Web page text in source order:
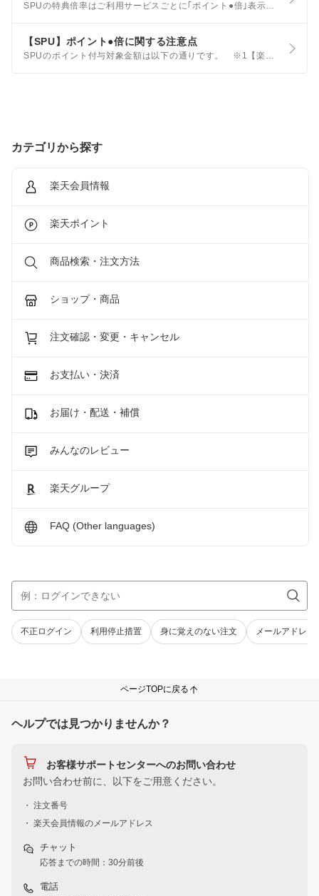
SPUの特典倍率はご利用サービスごとに｢ポイント●倍｣表示に反映されるタイミングが異なります。 サービスごとの反映タイミング 楽天市場の通常購入 常時 楽天カード 楽天カードを｢通常利用のお支払い方法｣に設定した翌日
【SPU】ポイント●倍に関する注意点
SPUのポイント付与対象金額は以下の通りです。 ※1【楽天カード】ポイントを利用した場合の特典ポイントの計算方法もご確認ください。 ※2 クーポンを利用した場合の計算は下記の計算例をご参照ください。
カテゴリから探す
楽天会員情報
楽天ポイント
商品検索・注文方法
ショップ・商品
注文確認・変更・キャンセル
お支払い・決済
お届け・配送・補償
みんなのレビュー
楽天グループ
FAQ (Other languages)
不正ログイン 利用停止措置 身に覚えのない注文 メールアドレス
ページTOPに戻る
ヘルプでは見つかりませんか？
お客様サポートセンターへのお問い合わせ
お問い合わせ前に、以下をご用意ください。
・ 注文番号
・ 楽天会員情報のメールアドレス
チャット
応答までの時間：30分前後
電話